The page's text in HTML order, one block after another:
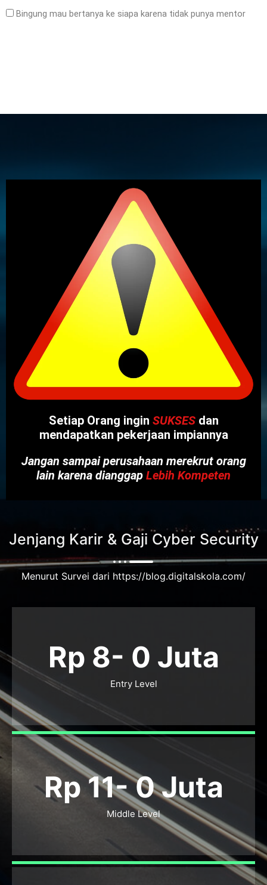
Bingung mau bertanya ke siapa karena tidak punya mentor
Setiap Orang ingin SUKSES dan
mendapatkan pekerjaan impiannya
Jangan sampai perusahaan merekrut orang
lain karena dianggap Lebih Kompeten
Jenjang Karir & Gaji Cyber Security
Menurut Survei dari https://blog.digitalskola.com/
Rp 8- 0 Juta
Entry Level
Rp 11-0Juta
Middle Level